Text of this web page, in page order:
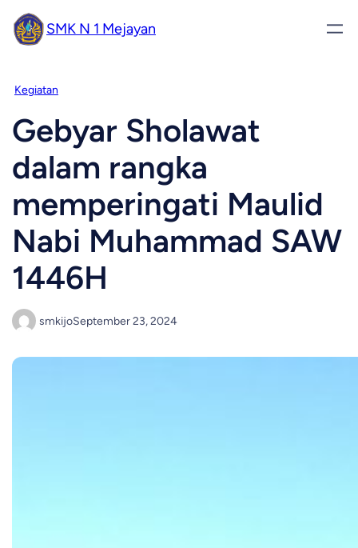
SMK N 1 Mejayan
Kegiatan
Gebyar Sholawat
dalam rangka
memperingati Maulid
Nabi Muhammad SAW
1446H
smkijoSeptember 23, 2024